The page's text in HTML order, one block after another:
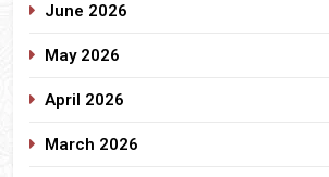
June 2026
May 2026
April 2026
March 2026